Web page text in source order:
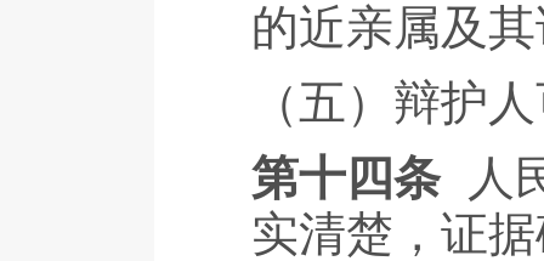
的近亲属及
（五）辩护
第十四条
人
实清楚，证